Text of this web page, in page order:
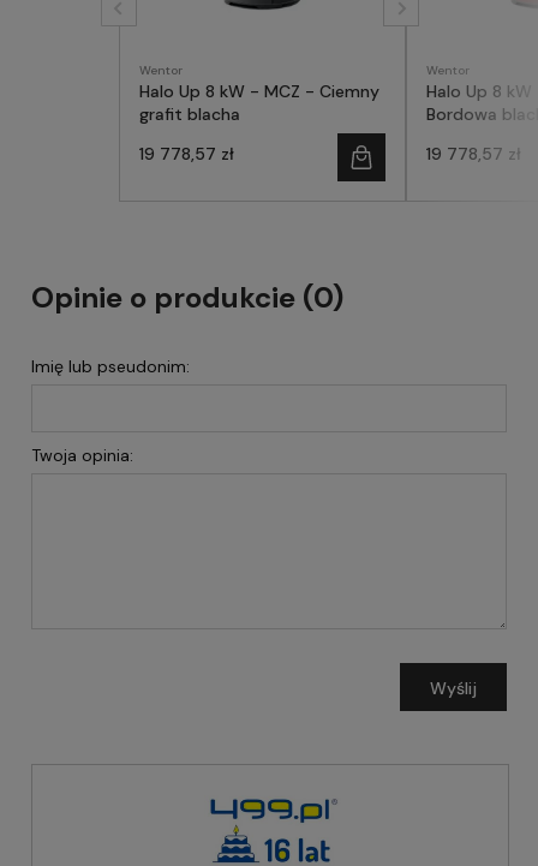
Wentor
Halo Up 8 kW - MCZ - Ciemny
grafit blacha
19 778,57 zł
Wentor
Halo Up 8
Bordowa
19 778,57 zł
Opinie o produkcie (0)
Imię lub pseudonim:
Twoja opinia:
Wyślij